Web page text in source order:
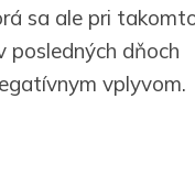
sa ale pri
posledných dňoch
vplyvom.